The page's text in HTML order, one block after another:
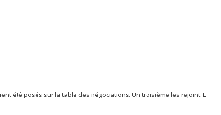
été posés sur la table des négociations. Un troisième les rejoint. L